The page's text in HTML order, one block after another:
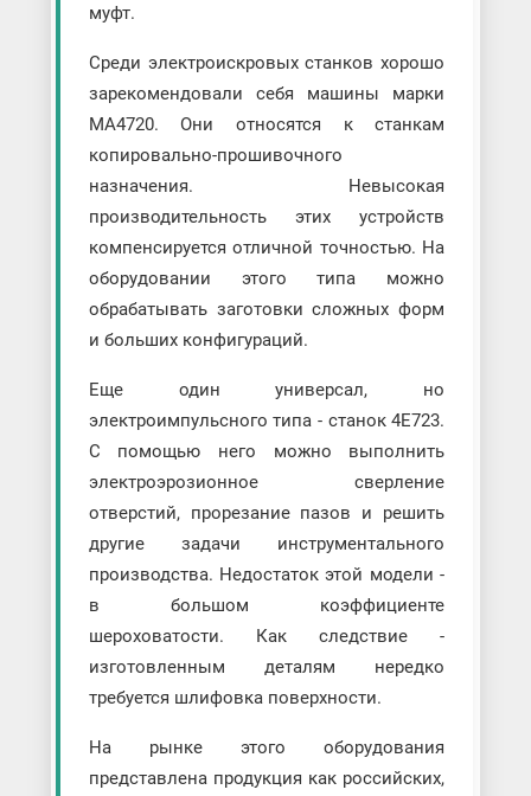
муфт.
Среди электроискровых станков хорошо
зарекомендовали себя машины марки
МА4720. Они относятся к станкам
копировально-прошивочного
назначения. Невысокая
производительность этих устройств
компенсируется отличной точностью. На
оборудовании этого типа можно
обрабатывать заготовки сложных форм
и больших конфигураций.
Еще один универсал, но
электроимпульсного типа - станок 4Е723.
С помощью него можно выполнить
электроэрозионное сверление
отверстий, прорезание пазов и решить
другие задачи инструментального
производства. Недостаток этой модели -
в большом коэффициенте
шероховатости. Как следствие -
изготовленным деталям нередко
требуется шлифовка поверхности.
На рынке этого оборудования
представлена продукция как российских,